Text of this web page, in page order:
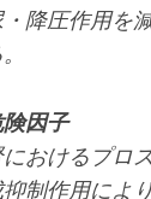
・降圧作用を
因子
おけるプロ
抑制作用によ